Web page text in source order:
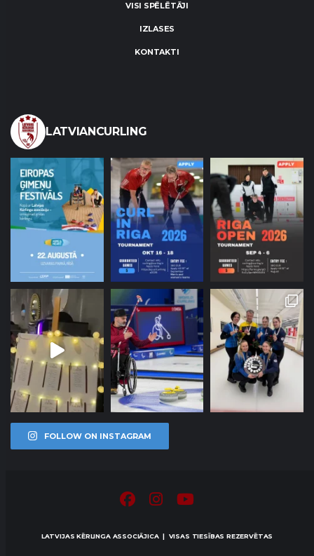
VISI SPĒLĒTĀJI
IZLASES
KONTAKTI
LATVIANCURLING
FOLLOW ON INSTAGRAM
LATVIJAS KĒRLINGA ASSOCIĀJICA | VISAS TIESĪBAS REZERVĒTAS